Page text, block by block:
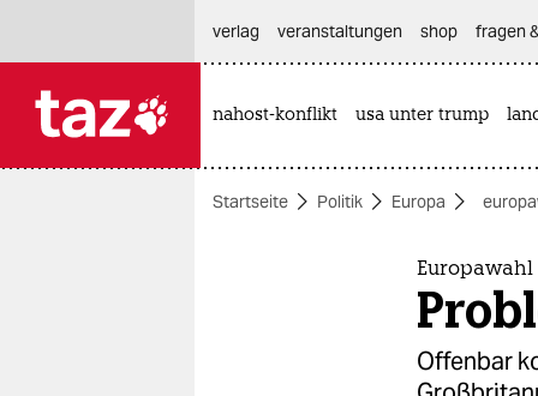
themen
verlag
veranstaltungen shop fragen
nahost-konflikt usa unter trump
Startseite Politik Europa
Offenbar